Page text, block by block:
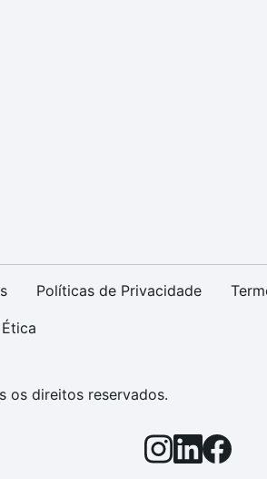
Políticas de Privacidade
os direitos reservados.